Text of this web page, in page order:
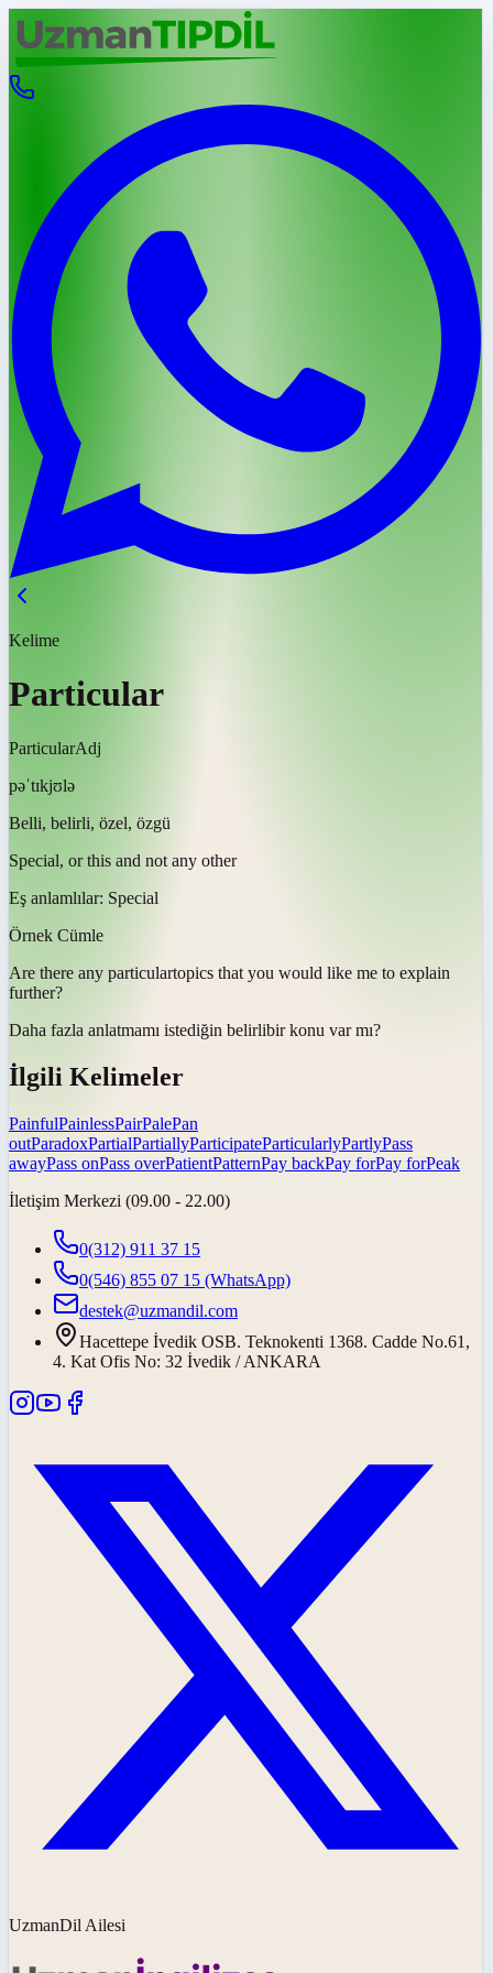
Kelime
Particular
ParticularAdj
pəˈtɪkjʊlə
Belli, belirli, özel, özgü
Special, or this and not any other
Eş anlamlılar: Special
Örnek Cümle
Are there any particulartopics that you would like me to explain
further?
Daha fazla anlatmamı istediğin belirlibir konu var mı?
İlgili Kelimeler
PainfulPainlessPairPalePan
outParadoxPartialPartiallyParticipateParticularlyPartlyPass
awayPass onPass overPatientPatternPay backPay forPay forPeak
İletişim Merkezi (09.00 - 22.00)
0(312) 911 37 15
0(546) 855 07 15 (WhatsApp)
destek@uzmandil.com
Hacettepe İvedik OSB. Teknokenti 1368. Cadde No.61,
4. Kat Ofis No: 32 İvedik / ANKARA
UzmanDil Ailesi